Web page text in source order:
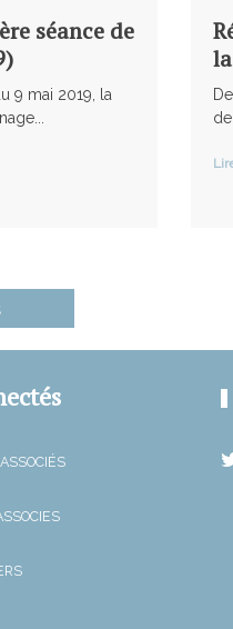
séance de
9 mai 2019, la